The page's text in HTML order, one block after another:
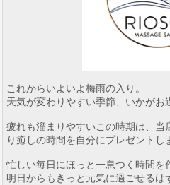
これからいよいよ梅雨の入り。
天気が変わりやすい季節、いかがお
疲れも溜まりやすいこの時期は、当
り癒しの時間を自分にプレゼントし
忙しい毎日にほっと一息つく時間を
明日からもきっと元気に過ごせるは